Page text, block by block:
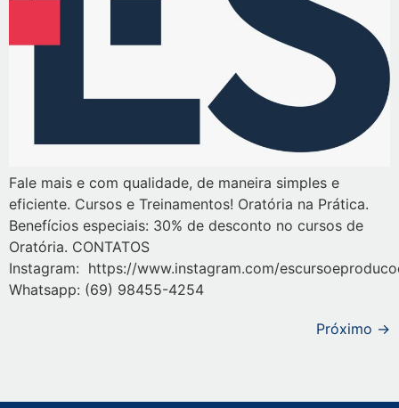
Fale mais e com qualidade, de maneira simples e
eficiente. Cursos e Treinamentos! Oratória na Prática.
Benefícios especiais: 30% de desconto no cursos de
Oratória. CONTATOS
Instagram: https://www.instagram.com/
Whatsapp: (69) 98455-4254
Próximo →